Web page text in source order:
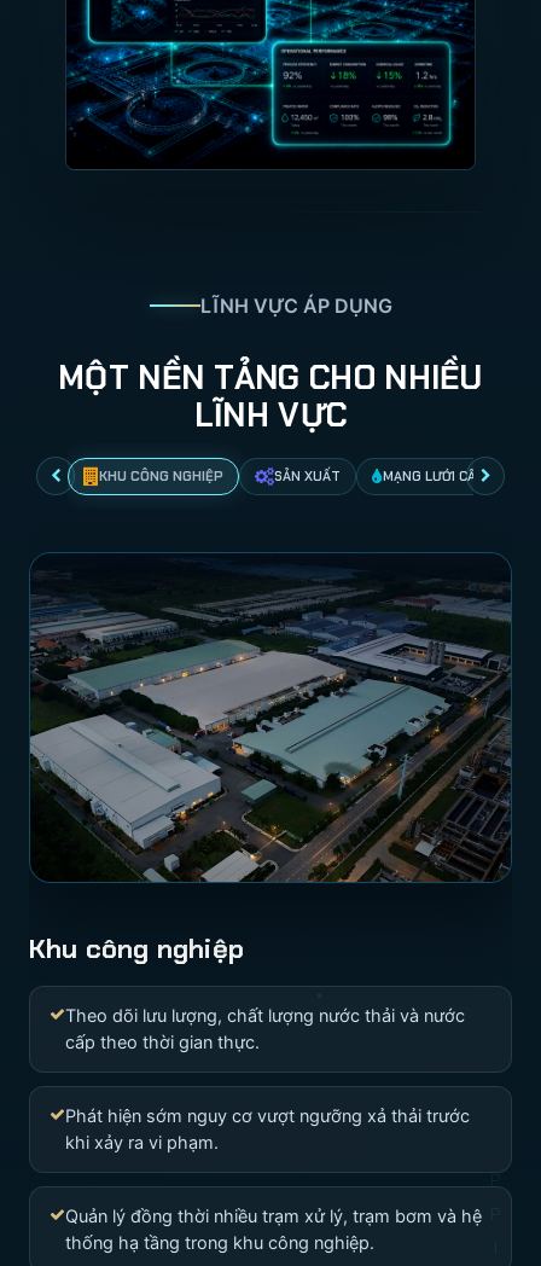
LĨNH VỰC ÁP DỤNG
MỘT NỀN TẢNG CHO NHIỀU
LĨNH VỰC
KHU CÔNG NGHIỆP SẢN XUẤT MẠNG LƯỚI CẤP NƯỚC
Khu công nghiệp
Theo dõi lưu lượng, chất lượng nước thải và nước
cấp theo thời gian thực.
Phát hiện sớm nguy cơ vượt ngưỡng xả thải trước
khi xảy ra vi phạm.
Quản lý đồng thời nhiều trạm xử lý, trạm bơm và hệ
thống hạ tầng trong khu công nghiệp.